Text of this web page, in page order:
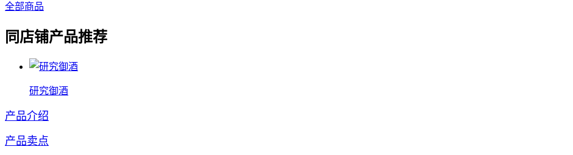
全部商品
同店铺产品推荐
研究御酒
产品介绍
产品卖点